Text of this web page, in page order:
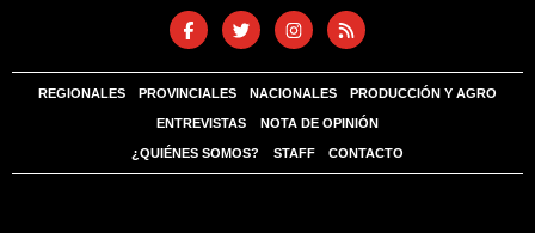
REGIONALES PROVINCIALES NACIONALES PRODUCCIÓN Y AGRO
ENTREVISTAS NOTA DE OPINIÓN
¿QUIÉNES SOMOS? STAFF CONTACTO